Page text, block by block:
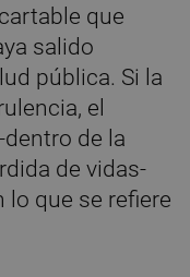
que
salido
pública. Si la
el
de la
de vidas-
lo que se refiere